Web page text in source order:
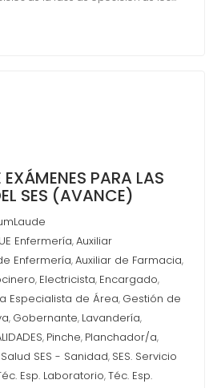
PARA LAS
SES (AVANCE)
Enfermería,Auxiliar
Enfermería,Auxiliar de Farmacia,
, Electricista, Encargado,
Especialista de Área, Gestión de
, Gobernante, Lavandería,
, Pinche, Planchador/a,
SES - Sanidad, SES. Servicio
Esp. Laboratorio,Téc. Esp.